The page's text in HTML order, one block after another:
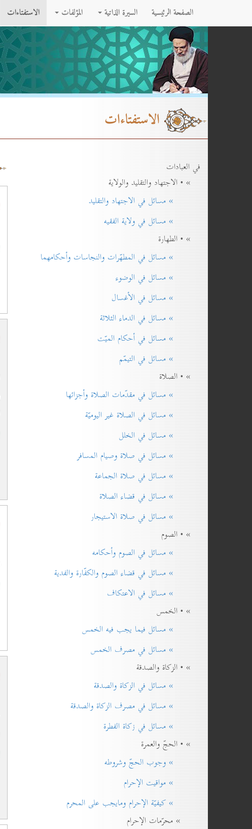
الصفحة الرئيسية السيرة الذاتية المؤلفات الاستفتاءات
الاستفتاءات
في العبادات
» • الاجتهاد والتقليد والولاية
» مسائل في الاجتهاد والتقليد
» مسائل في ولاية الفقيه
» • الطهارة
» مسائل في المطهّرات والنجاسات وأحكامهما
» مسائل في الوضوء
» مسائل في الأغسال
» مسائل في الدماء الثلاثة
» مسائل في أحكام الميّت
» مسائل في التيمّم
» • الصلاة
» مسائل في مقدّمات الصلاة وأجزائها
» مسائل في الصلاة غير اليوميّة
» مسائل في الخلل
» مسائل في صلاة وصيام المسافر
» مسائل في صلاة الجماعة
» مسائل في قضاء الصلاة
» مسائل في صلاة الاستيجار
» • الصوم
» مسائل في الصوم وأحكامه
» مسائل في قضاء الصوم والكفّارة والفدية
» مسائل في الاعتكاف
» • الخمس
» مسائل فيما يجب فيه الخمس
» مسائل في مصرف الخمس
» • الزكاة والصدقة
» مسائل في الزكاة والصدقة
» مسائل في مصرف الزكاة والصدقة
» مسائل في زكاة الفطرة
» • الحجّ والعمرة
» وجوب الحجّ وشروطه
» مواقيت الإحرام
» كيفيّة الإحرام ومايجب على المحرم
» محرّمات الإحرام